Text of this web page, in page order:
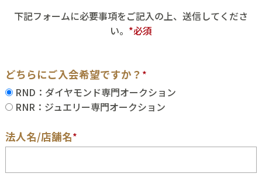
下記フォームに必要事項をご記入の上、送信してくださ
い。 *必須
どちらにご入会希望ですか？ *
RND：ダイヤモンド専門オークション
RNR：ジュエリー専門オークション
法人名/店舗名*